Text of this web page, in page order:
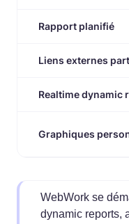
Rapport planifié
Liens externes
Realtime dynamic
Graphiques
WebWork se
dynamic reports,